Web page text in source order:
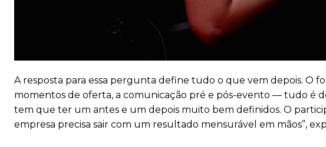
A resposta para essa pergunta define tudo o que vem depois. O
momentos de oferta, a comunicação pré e pós-evento — tudo é
tem que ter um antes e um depois muito bem definidos. O
empresa precisa sair com um resultado mensurável em mãos”,